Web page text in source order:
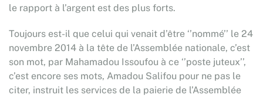
le rapport à l’argent est des plus forts.
Toujours est-il que celui qui venait d’être ‘’nommé’’ le 24
novembre 2014 à la tête de l’Assemblée nationale, c’est
son mot, par Mahamadou Issoufou à ce ‘’poste juteux’’,
c’est encore ses mots, Amadou Salifou pour ne pas le
citer, instruit les services de la paierie de l’Assemblée